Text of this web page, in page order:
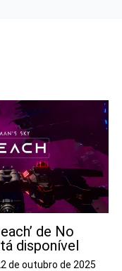
de No
disponível
de outubro de 2025